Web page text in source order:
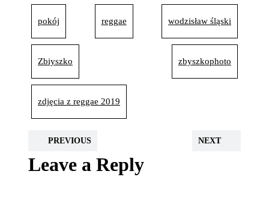
pokój reggae wodzisław śląski
Zbiyszko zbyszkophoto
zdjęcia z reggae 2019
PREVIOUS NEXT
Leave a Reply